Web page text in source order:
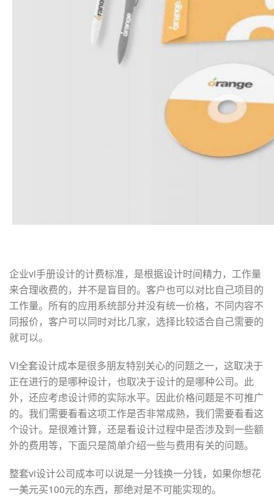
企业vi手册设计的计费标准，是根据设计时间精力，工作量
来合理收费的，并不是盲目的。客户也可以对比自己项目的
工作量。所有的应用系统部分并没有统一价格，不同内容不
同报价，客户可以同时对比几家，选择比较适合自己需要的
就可以。
VI全套设计成本是很多朋友特别关心的问题之一，这取决于
正在进行的是哪种设计，也取决于设计的是哪种公司。此
外，还应考虑设计师的实际水平。因此价格问题是不可推广
的。我们需要看看这项工作是否非常成熟，我们需要看看这
个设计。是很难计算，还是看设计过程中是否涉及到一些额
外的费用等，下面只是简单介绍一些与费用有关的问题。
整套vi设计公司成本可以说是一分钱换一分钱，如果你想花
一美元买100元的东西，那绝对是不可能实现的。